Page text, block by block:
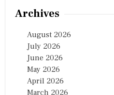
Archives
August 2026
July 2026
June 2026
May 2026
April 2026
March 2026